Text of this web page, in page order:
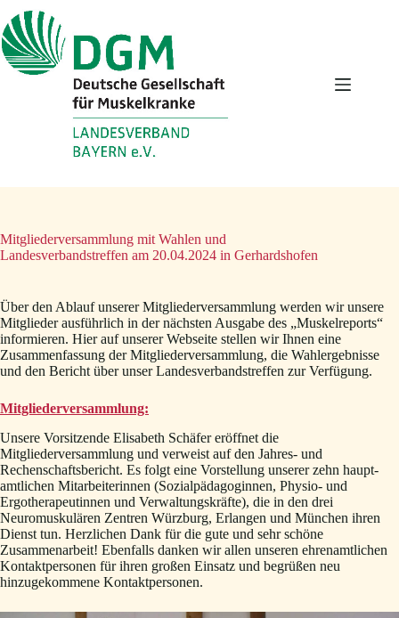
Inhalt
springen
Mitgliederversammlung mit Wahlen und
Landesverbandstreffen am 20.04.2024 in Gerhardshofen
Über den Ablauf unserer Mitgliederversammlung werden wir unsere
Mitglieder ausführlich in der nächsten Ausgabe des „Muskelreports“
informieren. Hier auf unserer Webseite stellen wir Ihnen eine
Zusammenfassung der Mitgliederversammlung, die Wahlergebnisse
und den Bericht über unser Landesverbandstreffen zur Verfügung.
Mitgliederversammlung:
Unsere Vorsitzende Elisabeth Schäfer eröffnet die
Mitgliederversammlung und verweist auf den Jahres- und
Rechenschaftsbericht. Es folgt eine Vorstellung unserer zehn haupt­
amtlichen Mitarbeiterinnen (Sozialpädagoginnen, Physio- und
Ergotherapeutinnen und Verwaltungskräfte), die in den drei
Neuromuskulären Zentren Würzburg, Erlangen und München ihren
Dienst tun. Herzlichen Dank für die gute und sehr schöne
Zusammenarbeit! Ebenfalls danken wir allen unseren ehrenamtlichen
Kontaktpersonen für ihren großen Einsatz und begrüßen neu
hinzugekommene Kontaktpersonen.